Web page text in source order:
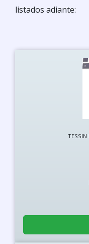
listados adiante:
TESSIN